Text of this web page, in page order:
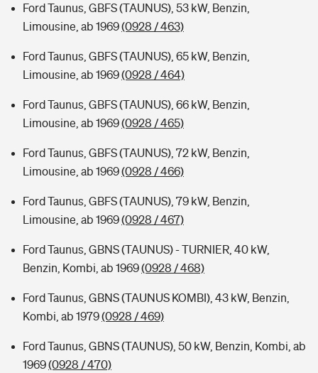
Ford Taunus, GBFS (TAUNUS), 53 kW, Benzin,
Limousine, ab 1969(0928 / 463)
Ford Taunus, GBFS (TAUNUS), 65 kW, Benzin,
Limousine, ab 1969(0928 / 464)
Ford Taunus, GBFS (TAUNUS), 66 kW, Benzin,
Limousine, ab 1969(0928 / 465)
Ford Taunus, GBFS (TAUNUS), 72 kW, Benzin,
Limousine, ab 1969(0928 / 466)
Ford Taunus, GBFS (TAUNUS), 79 kW, Benzin,
Limousine, ab 1969(0928 / 467)
Ford Taunus, GBNS (TAUNUS) - TURNIER, 40 kW,
Benzin, Kombi, ab 1969(0928 / 468)
Ford Taunus, GBNS (TAUNUS KOMBI), 43 kW, Benzin,
Kombi, ab 1979(0928 / 469)
Ford Taunus, GBNS (TAUNUS), 50 kW, Benzin, Kombi, ab
1969(0928 / 470)